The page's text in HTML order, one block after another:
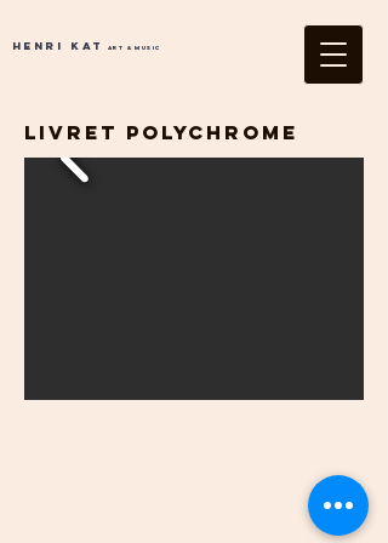
Henri Kat Art & Music
Livret Polychrome